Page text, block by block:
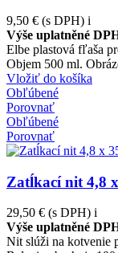
9,50 € (s DPH) i
Výše uplatněné
Elbe plastová fľaša
Objem 500 ml.
Vložiť do košíka
Obľúbené
Porovnať
Obľúbené
Porovnať
Zatĺkací nit 4,8
29,50 € (s DPH) i
Výše uplatněné
Nit slúži na kotvenie